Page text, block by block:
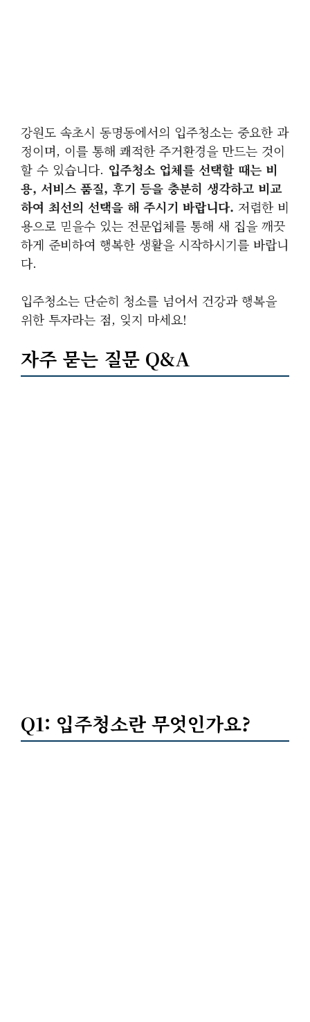
강원도 속초시 동명동에서의 입주청소는 중요한 과
정이며, 이를 통해 쾌적한 주거환경을 만드는 것이
할 수 있습니다. 입주청소 업체를 선택할 때는 비
용, 서비스 품질, 후기 등을 충분히 생각하고 비교
하여 최선의 선택을 해 주시기 바랍니다. 저렴한 비
용으로 믿을수 있는 전문업체를 통해 새 집을 깨끗
하게 준비하여 행복한 생활을 시작하시기를 바랍니
다.
입주청소는 단순히 청소를 넘어서 건강과 행복을
위한 투자라는 점, 잊지 마세요!
자주 묻는 질문 Q&A
Q1: 입주청소란 무엇인가요?